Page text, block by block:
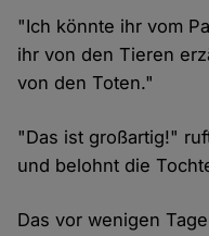
"Ich könnte ihr vom
ihr von den Tieren
von den Toten."
"Das ist großartig!"
und belohnt die
Das vor wenigen